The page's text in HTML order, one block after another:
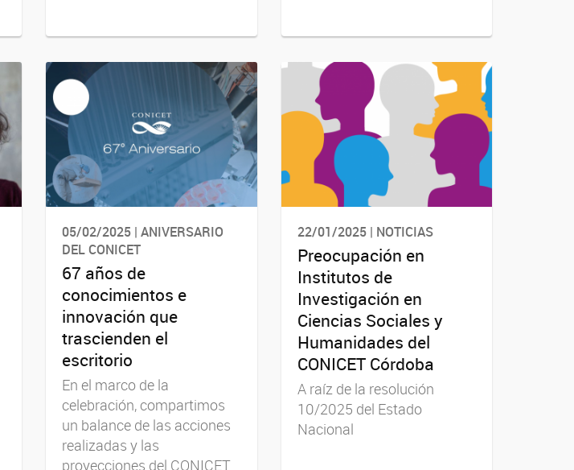
05/02/2025 | ANIVERSARIO
DEL CONICET
67 años de
conocimientos e
innovación que
trascienden el
escritorio
En el marco de la
celebración, compartimos
un balance de las acciones
realizadas y las
proyecciones del CONICET
22/01/2025 | NOTICIAS
Preocupación en
Institutos de
Investigación en
Ciencias Sociales y
Humanidades del
CONICET Córdoba
A raíz de la resolución
10/2025 del Estado
Nacional